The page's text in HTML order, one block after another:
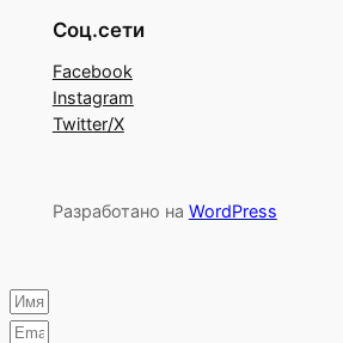
Соц.сети
Facebook
Instagram
Twitter/X
Разработано на WordPress